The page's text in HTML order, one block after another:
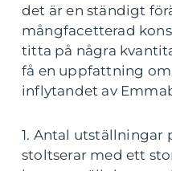
det är en ständigt
mångfacetterad
titta på några
få en uppfattning
inflytandet av
1. Antal utställningar
stoltserar med ett